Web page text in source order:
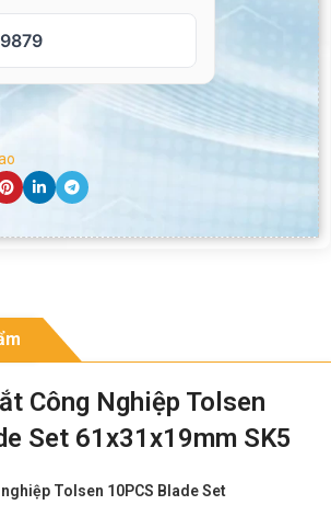
Công Nghiệp Tolsen
Set 61x31x19mm SK5
Tolsen 10PCS Blade Set